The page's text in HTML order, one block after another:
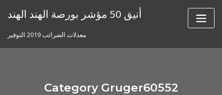
أنيق 50 مؤشر بورصة الهند الهند
معدلات الضرائب 2019 التوفير
Category Gruger60552